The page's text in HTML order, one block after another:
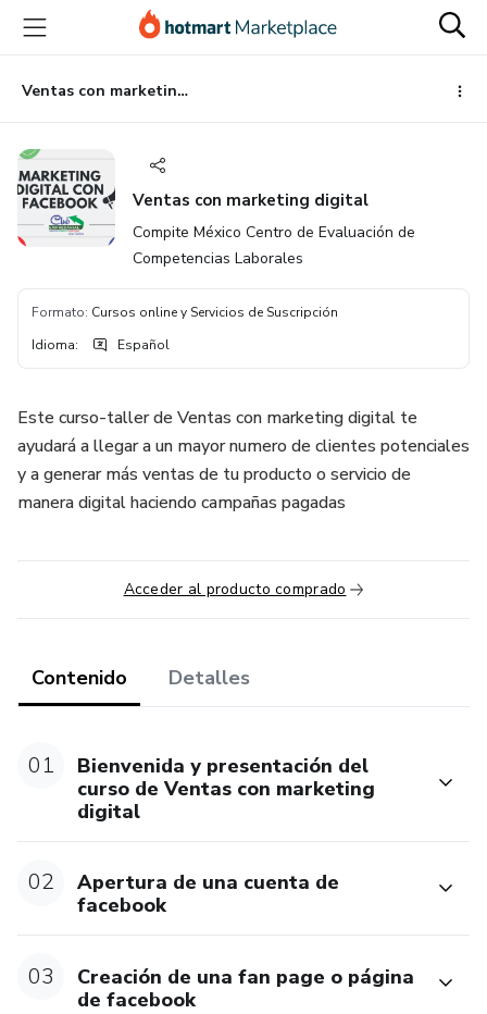
principal
página
de
página
Ventas con marketing digital
Ventas con marketing digital
Compite México Centro de Evaluación de
Competencias Laborales
Formato: Cursos online y Servicios de Suscripción
Idioma: Español
Este curso-taller de Ventas con marketing digital te
ayudará a llegar a un mayor numero de clientes potenciales
y a generar más ventas de tu producto o servicio de
manera digital haciendo campañas pagadas
Acceder al producto comprado
Contenido Detalles
01
Bienvenida y presentación del
curso de Ventas con marketing
digital
02
Apertura de una cuenta de
facebook
03
Creación de una fan page o página
de facebook